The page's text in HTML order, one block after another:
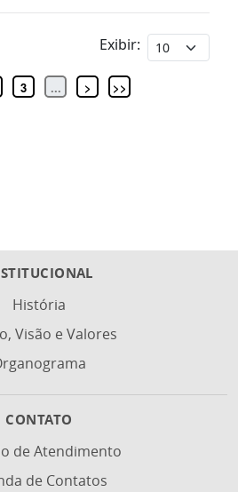
Exibir:
3 ... > >>
História
Visão e Valores
CONTATO
de Atendimento
de Contatos